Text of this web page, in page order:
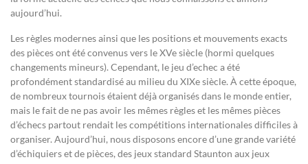
aujourd’hui.
Les règles modernes ainsi que les positions et mouvements exacts
des pièces ont été convenus vers le XVe siècle (hormi quelques
changements mineurs). Cependant, le jeu d’echec a été
profondément standardisé au milieu du XIXe siècle. À cette époque,
de nombreux tournois étaient déjà organisés dans le monde entier,
mais le fait de ne pas avoir les mêmes règles et les mêmes pièces
d’échecs partout rendait les compétitions internationales difficiles à
organiser. Aujourd’hui, nous disposons encore d’une grande variété
d’échiquiers et de pièces, des jeux standard Staunton aux jeux